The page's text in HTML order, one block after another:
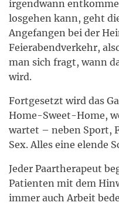
irgendwann
losgehen kann, geht
Angefangen bei der
Feierabendverkehr,
man sich fragt, wann
wird.
Fortgesetzt wird das
Home-Sweet-Home,
wartet – neben Sport,
Sex. Alles eine elende
Jeder Paartherapeut
Patienten mit dem
immer auch Arbeit